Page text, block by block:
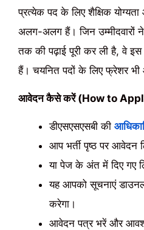
प्रत्येक पद के लिए शैक्षिक
अलग-अलग हैं। जिन उम्मीदवारों
तक की पढ़ाई पूरी कर ली है, वे
हैं। चयनित पदों के लिए फ्रेशर
आवेदन कैसे करें (How to
डीएसएसएसबी की
आप भर्ती पृष्ठ पर आवेदन
या पेज के अंत में दिए गए
यह आपको सूचनाएं
करेगा।
आवेदन पत्र भरें और